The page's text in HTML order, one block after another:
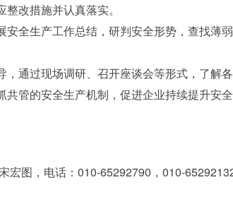
改措施并认真落实。
全生产工作总结，研判安全形势，查找薄
通过现场调研、召开座谈会等形式，了解
管的安全生产机制，促进企业持续提升安全
图，电话：010-65292790，010-65292132